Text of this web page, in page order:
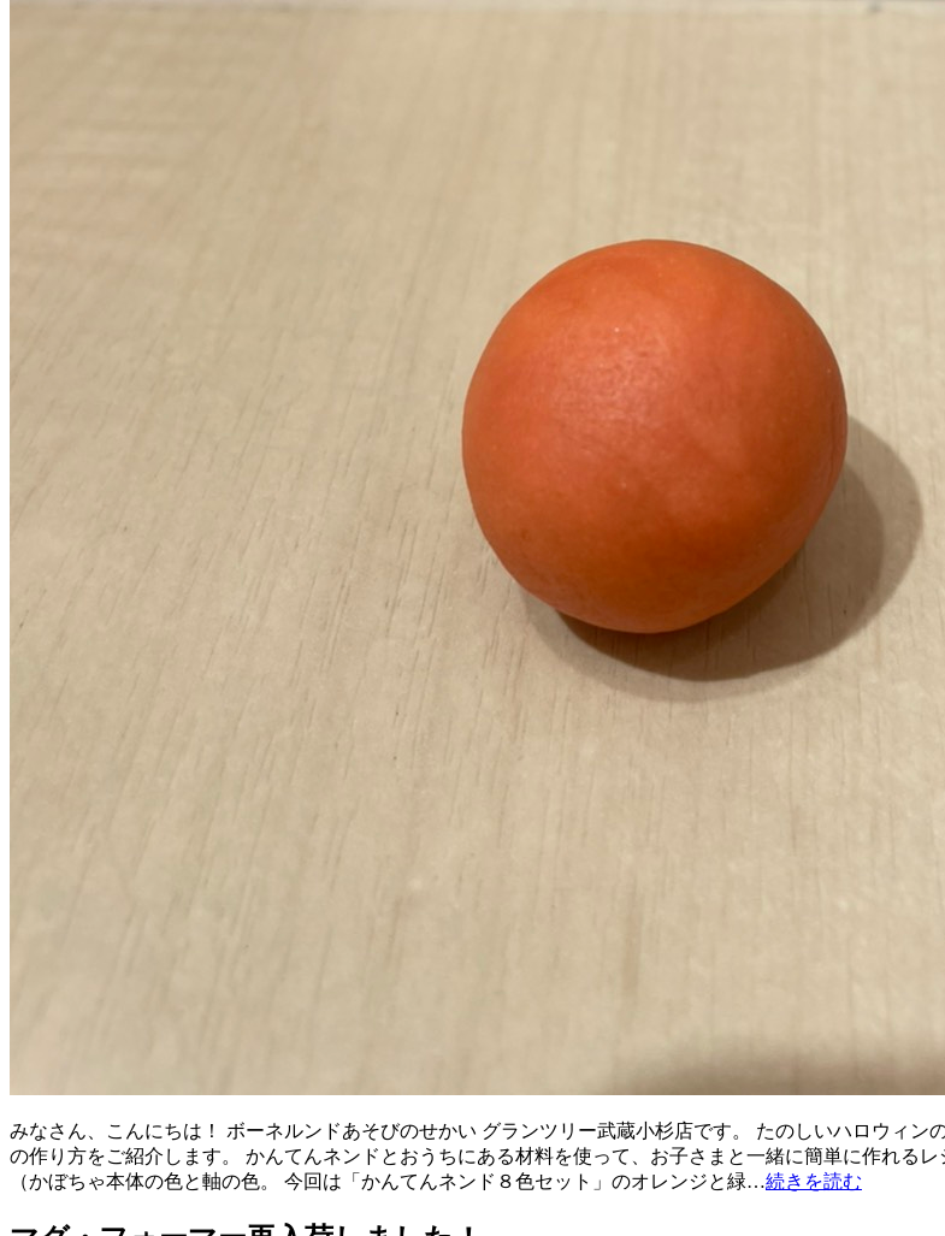
みなさん、こんにちは！ ボーネルンドあそびのせかい グランツリー武蔵小杉店です。 たのしいハロウ
の作り方をご紹介します。 かんてんネンドとおうちにある材料を使って、お子さまと一緒に簡単に作れ
（かぼちゃ本体の色と軸の色。 今回は「かんてんネンド８色セット」のオレンジと緑…続きを読む